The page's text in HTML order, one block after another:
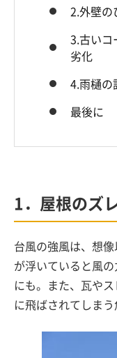
2.外壁の
3.古いコ
劣化
4.雨樋の
最後に
1．屋根のズ
台風の強風は、想
が浮いていると風
にも。また、瓦や
に飛ばされてしまう